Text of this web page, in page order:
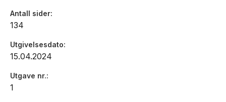
Antall sider
134
Utgivelsesdato
15.04.2024
Utgave nr.
1